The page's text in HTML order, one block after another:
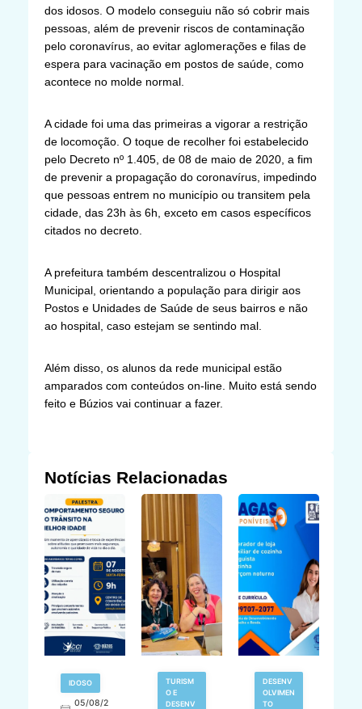
dos idosos. O modelo conseguiu não só cobrir mais
pessoas, além de prevenir riscos de contaminação
pelo coronavírus, ao evitar aglomerações e filas de
espera para vacinação em postos de saúde, como
acontece no molde normal.
A cidade foi uma das primeiras a vigorar a restrição
de locomoção. O toque de recolher foi estabelecido
pelo Decreto nº 1.405, de 08 de maio de 2020, a fim
de prevenir a propagação do coronavírus, impedindo
que pessoas entrem no município ou transitem pela
cidade, das 23h às 6h, exceto em casos específicos
citados no decreto.
A prefeitura também descentralizou o Hospital
Municipal, orientando a população para dirigir aos
Postos e Unidades de Saúde de seus bairros e não
ao hospital, caso estejam se sentindo mal.
Além disso, os alunos da rede municipal estão
amparados com conteúdos on-line. Muito está sendo
feito e Búzios vai continuar a fazer.
Notícias Relacionadas
IDOSO
05/08/2
TURISM
O E
DESENV
DESENV
OLVIMEN
TO